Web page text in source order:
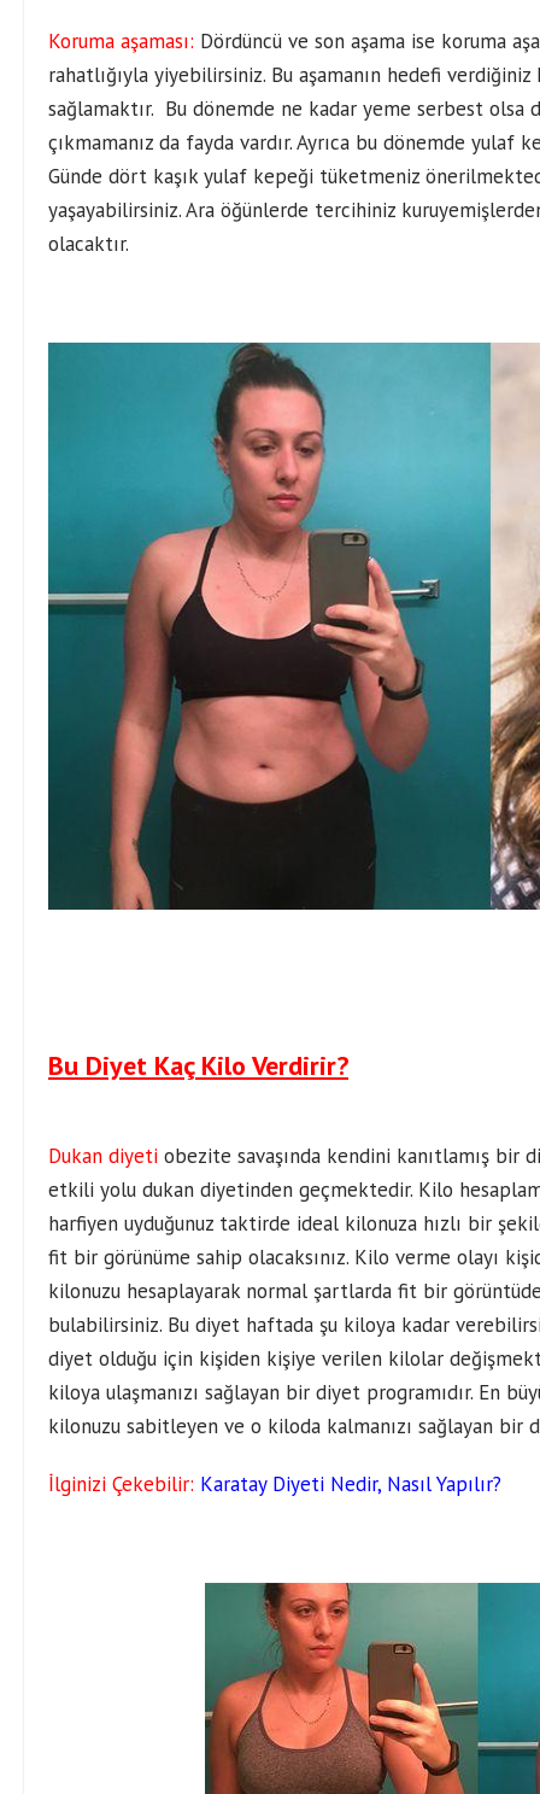
Koruma aşaması: Dördüncü ve son aşama ise koruma
rahatlığıyla yiyebilirsiniz. Bu aşamanın hedefi
sağlamaktır. Bu dönemde ne kadar yeme serbest olsa
çıkmamanız da fayda vardır. Ayrıca bu dönemde
Günde dört kaşık yulaf kepeği tüketmeniz
yaşayabilirsiniz. Ara öğünlerde tercihiniz
olacaktır.
Bu Diyet Kaç Kilo Verdirir?
Dukan diyeti obezite savaşında kendini kanıtlamış bir
etkili yolu dukan diyetinden geçmektedir. Kilo
harfiyen uyduğunuz taktirde ideal kilonuza hızlı bir
fit bir görünüme sahip olacaksınız. Kilo verme olayı
kilonuzu hesaplayarak normal şartlarda fit bir
bulabilirsiniz. Bu diyet haftada şu kiloya kadar
diyet olduğu için kişiden kişiye verilen kilolar
kiloya ulaşmanızı sağlayan bir diyet programıdır. En
kilonuzu sabitleyen ve o kiloda kalmanızı sağlayan bir
İlginizi Çekebilir: Karatay Diyeti Nedir, Nasıl Yapılır?